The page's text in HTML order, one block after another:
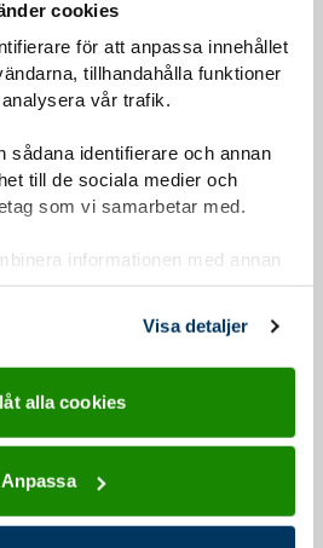
cookies
för att anpassa innehållet
tillhandahålla funktioner
vår trafik.
sådana identifierare och annan
till de sociala medier och
som vi samarbetar med.
informationen med annan
tillhandahållit eller som de har
Visa detaljer
alla cookies
Anpassa
Award